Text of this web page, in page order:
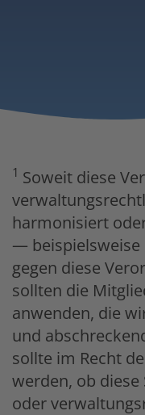
1 Soweit diese
harmonisiert
— beispielsweise
gegen diese
sollten die
anwenden, die
und
sollte im Recht
werden, ob
oder